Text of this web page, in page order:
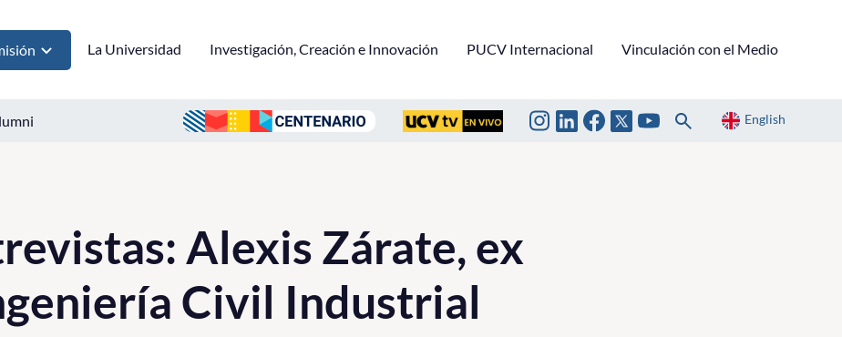
La Universidad Investigación, Creación e Innovación PUCV Internacional Vinculación con el Medio
English
Alexis Zárate, ex
Civil Industrial